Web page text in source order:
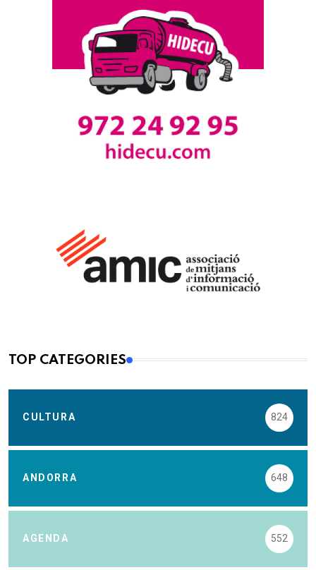
TOP CATEGORIES
CULTURA 824
ANDORRA 648
AGENDA 552